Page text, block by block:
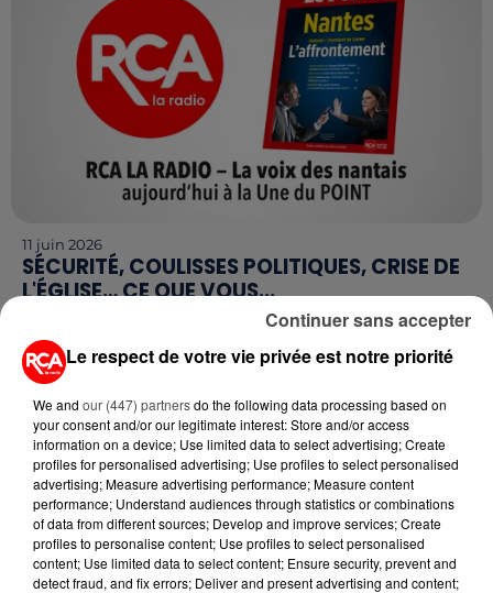
11 juin 2026
SÉCURITÉ, COULISSES POLITIQUES, CRISE DE
L'ÉGLISE… CE QUE VOUS...
Ce jeudi 11 juin, le magazine Le Point publie une
édition spéciale consacrée à Nantes, en partenariat
avec RCA La Radio. Des tensions politiques
Le respect de votre vie privée est notre priorité
We and our (447) partnersdo the following data processing based on
your consent and/or our legitimate interest: Store and/or access
information on a device; Use limited data to select advertising; Create
profiles for personalised advertising; Use profiles to select personalised
advertising; Measure advertising performance; Measure content
performance; Understand audiences through statistics or combinations
of data from different sources; Develop and improve services; Create
profiles to personalise content; Use profiles to select personalised
content; Use limited data to select content; Ensure security, prevent and
detect fraud, and fix errors; Deliver and present advertising and content;
Continuer sans accepter